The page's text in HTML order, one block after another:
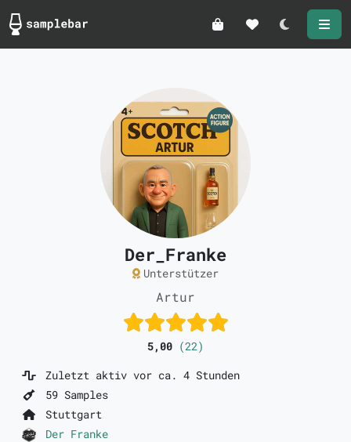
Darkmode
Der_Franke
Unterstützer
Artur
5,00 (22)
Zuletzt aktiv vor ca. 4 Stunden
59 Samples
Stuttgart
Der Franke